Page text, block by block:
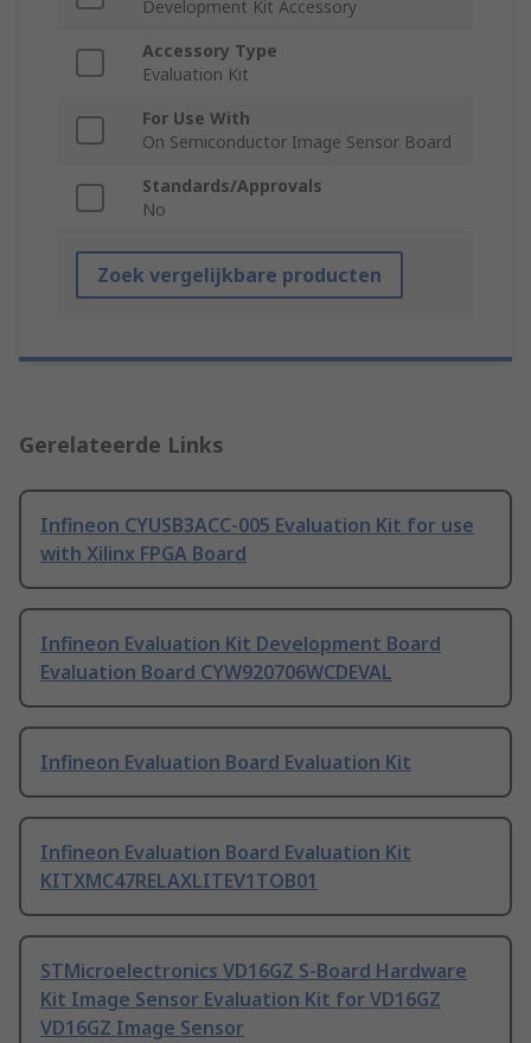
Development Kit Accessory
Accessory Type
Evaluation Kit
For Use With
On Semiconductor Image Sensor Board
Standards/Approvals
No
Zoek vergelijkbare producten
Gerelateerde Links
Infineon CYUSB3ACC-005 Evaluation Kit for use
with Xilinx FPGA Board
Infineon Evaluation Kit Development Board
Evaluation Board CYW920706WCDEVAL
Infineon Evaluation Board Evaluation Kit
Infineon Evaluation Board Evaluation Kit
KITXMC47RELAXLITEV1TOB01
STMicroelectronics VD16GZ S-Board Hardware
Kit Image Sensor Evaluation Kit for VD16GZ
VD16GZ Image Sensor